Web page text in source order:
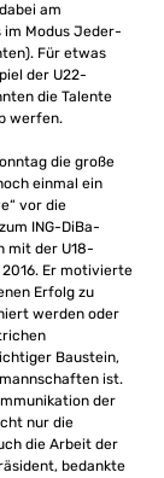
am
Modus Jeder-
Für etwas
der U22-
die Talente
werfen.
die große
einmal ein
vor die
ING-DiBa-
mit der U18-
Er motivierte
Erfolg zu
werden oder
Baustein,
ist.
der
nur die
die Arbeit der
bedankte